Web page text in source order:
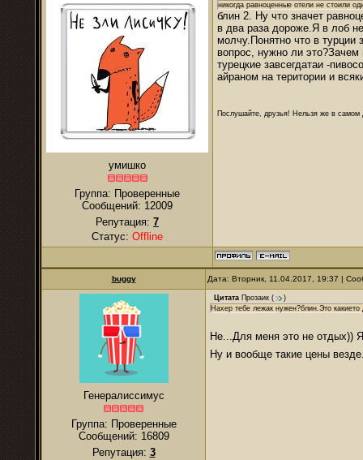
умишко
Группа: Проверенные
Сообщений: 12009
Репутация: 7
Статус: Offline
никогда равноценные отели не стоили
блин 2. Ну что значет
в два раза дороже.Я в лоб
молчу.Понятно что в турции
вопрос, нужно ли
турецкие завсегдатаи -
айраном на територии и
Послушайте, друзья! Нельзя же в самом
buggy Дата: Вторник, 11.04.2017, 19:37 |
Генералиссимус
Группа: Проверенные
Сообщений: 16809
Репутация: 3
Цитата Прозаик (
)
Нахер тебе лежак нужен?блин.Это
Не...Для меня это не отдых))
Ну и вообще такие цены